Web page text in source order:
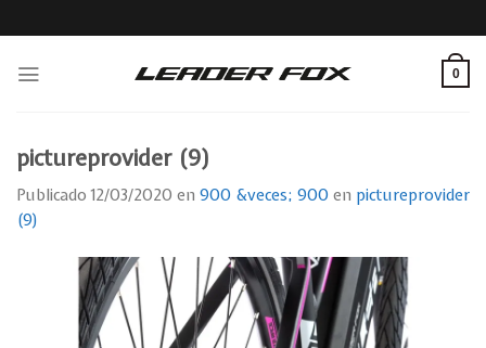
to
0
pictureprovider (9)
Publicado12/03/2020 en 900 &veces; 900 en pictureprovider
(9)